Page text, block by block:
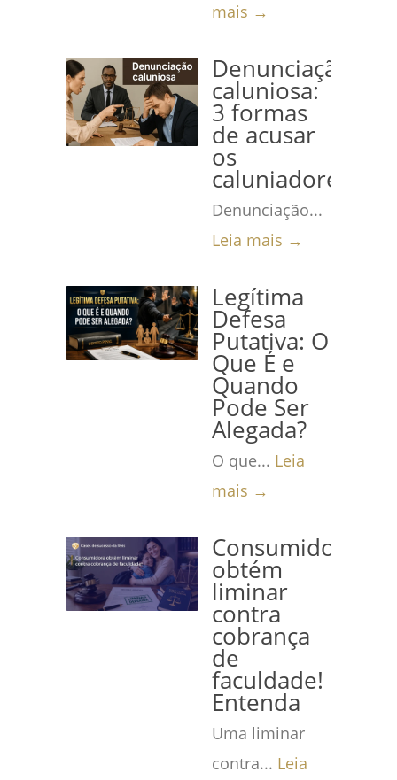
mais →
Denunciação
caluniosa:
3 formas
de acusar
os
caluniadores
Denunciação...
Leia mais →
Legítima
Defesa
Putativa: O
Que É e
Quando
Pode Ser
Alegada?
O que... Leia
mais →
Consumidora
obtém
liminar
contra
cobrança
de
faculdade!
Entenda
Uma liminar
contra... Leia